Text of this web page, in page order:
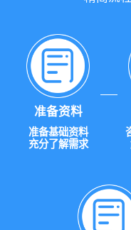
准备资料
准备基础资料
充分了解需求